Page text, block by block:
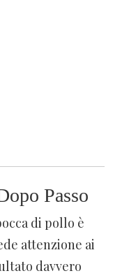
Passo
di pollo è
attenzione ai
davvero